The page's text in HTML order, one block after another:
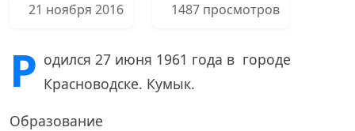
21 ноября 2016 1487 просмотров
Р одился 27 июня 1961 года в городе
Красноводске. Кумык.
Образование